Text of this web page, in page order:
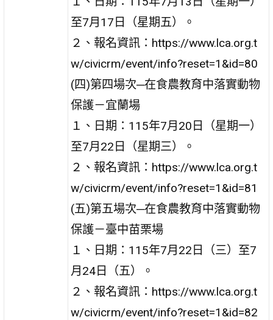
至7月17日（星期五）。
２、報名資訊：https://www.lca.org.t
w/civicrm/event/info?reset=1&id=80
(四)第四場次─在食農教育中落實動物
保護－宜蘭場
１、日期：115年7月20日（星期一）
至7月22日（星期三）。
２、報名資訊：https://www.lca.org.t
w/civicrm/event/info?reset=1&id=81
(五)第五場次─在食農教育中落實動物
保護－臺中苗栗場
１、日期：115年7月22日（三）至7
月24日（五）。
２、報名資訊：https://www.lca.org.t
w/civicrm/event/info?reset=1&id=82